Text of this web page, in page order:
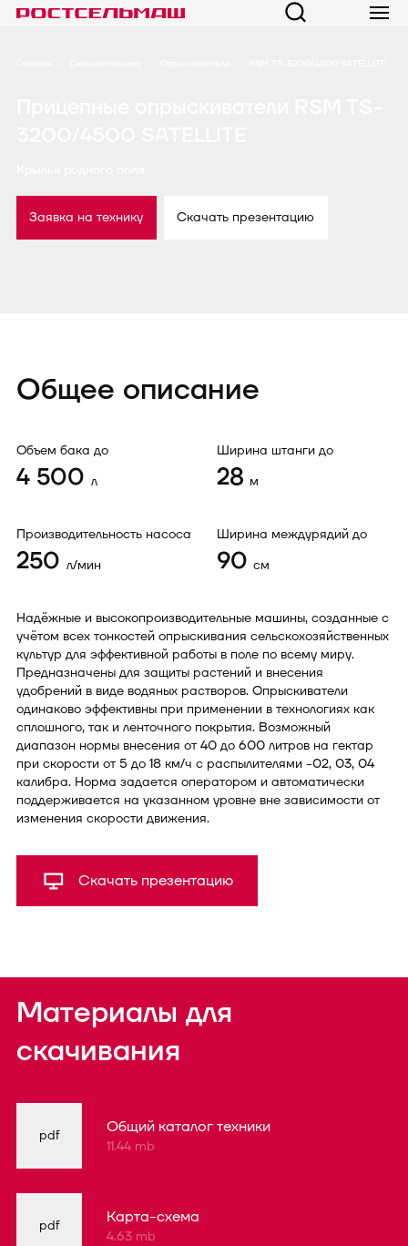
Заявка на технику Скачать презентацию
Общее описание
Объем бака до
4 500 л
Ширина штанги до
28 м
Производительность насоса
250 л/мин
Ширина междурядий до
90 см
Надёжные и высокопроизводительные машины, созданные с
учётом всех тонкостей опрыскивания сельскохозяйственных
культур для эффективной работы в поле по всему миру.
Предназначены для защиты растений и внесения
удобрений в виде водяных растворов. Опрыскиватели
одинаково эффективны при применении в технологиях как
сплошного, так и ленточного покрытия. Возможный
диапазон нормы внесения от 40 до 600 литров на гектар
при скорости от 5 до 18 км/ч с распылителями -02, 03, 04
калибра. Норма задается оператором и автоматически
поддерживается на указанном уровне вне зависимости от
изменения скорости движения.
Скачать презентацию
Материалы для
скачивания
pdf Общий каталог техники
11.44 mb
pdf Карта-схема
4.63 mb